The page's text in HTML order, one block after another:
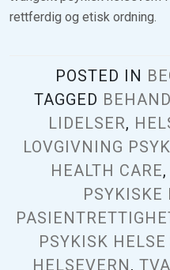
rettferdig og etisk ordning.
POSTED IN
TAGGED
LIDELSER,
LOVGIVNING
HEALTH CARE,
PSYKISKE
PSYKISK HELSE
HELSEVERN,